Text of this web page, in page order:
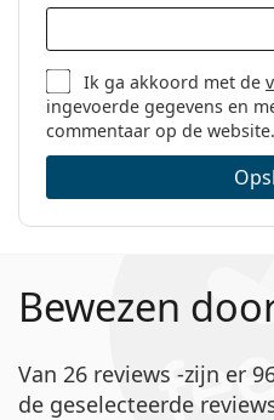
Ik ga akkoord met de
ingevoerde gegevens en
commentaar op de website.
Bewezen
Van 26 reviews -zijn er
de geselecteerde